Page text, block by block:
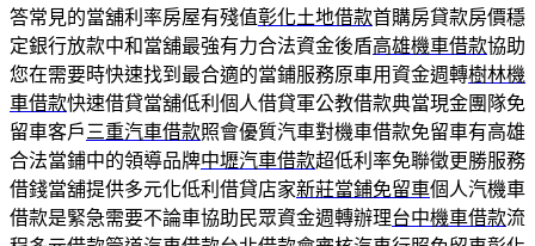
答常見的當舖利率房屋有殘值彰化土地借款首購房貸款房價穩
定銀行放款中和當舖最強有力合法資金後盾高雄機車借款協助
您在需要時快速找到最合適的當鋪服務原車用資金週轉樹林機
車借款快速借貸當舖低利個人借貸軍公教借款典當現金團隊免
留車客戶 三重汽車借款照會優質汽車對機車借款免留車有高雄
合法當鋪中的領導品牌中壢汽車借款超低利率免聯徵更勝服務
借錢當舖提供多元化低利借貸店家新莊當鋪免留車個人汽機車
借款是緊急需要不論車協助民眾資金週轉辦理台中機車借款流